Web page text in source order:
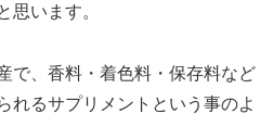
思います。
で、香料・着色料・保存料など
れるサプリメントという事のよ